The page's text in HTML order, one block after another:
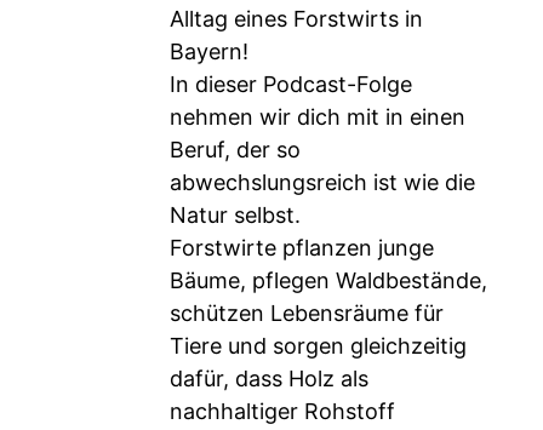
Alltag eines Forstwirts in
Bayern!
In dieser Podcast-Folge
nehmen wir dich mit in einen
Beruf, der so
abwechslungsreich ist wie die
Natur selbst.
Forstwirte pflanzen junge
Bäume, pflegen Waldbestände,
schützen Lebensräume für
Tiere und sorgen gleichzeitig
dafür, dass Holz als
nachhaltiger Rohstoff